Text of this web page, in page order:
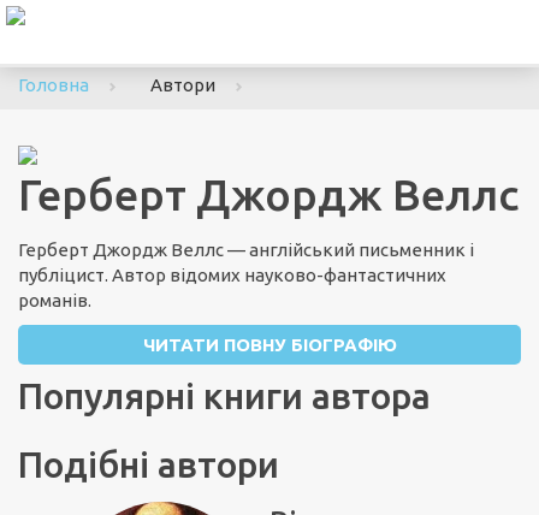
Головна
Автори
Герберт Джордж Веллс
Герберт Джордж Веллс — англійський письменник і
публіцист. Автор відомих науково-фантастичних
романів.
ЧИТАТИ ПОВНУ БІОГРАФІЮ
Популярні книги автора
Подібні автори